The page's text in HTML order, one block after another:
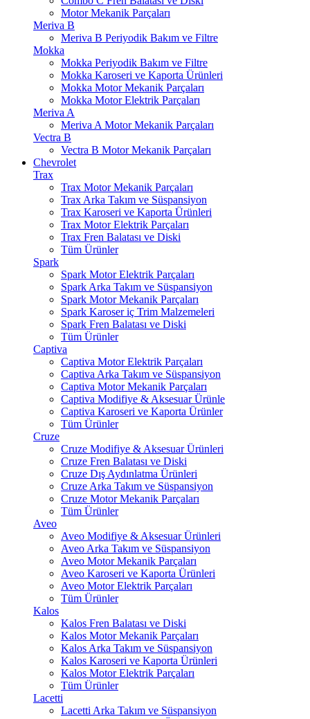
Motor Mekanik Parçaları
Meriva B
Meriva B Periyodik Bakım ve Filtre
Mokka
Mokka Periyodik Bakım ve Filtre
Mokka Karoseri ve Kaporta Ürünleri
Mokka Motor Mekanik Parçaları
Mokka Motor Elektrik Parçaları
Meriva A
Meriva A Motor Mekanik Parçaları
Vectra B
Vectra B Motor Mekanik Parçaları
Chevrolet
Trax
Trax Motor Mekanik Parçaları
Trax Arka Takım ve Süspansiyon
Trax Karoseri ve Kaporta Ürünleri
Trax Motor Elektrik Parçaları
Trax Fren Balatası ve Diski
Tüm Ürünler
Spark
Spark Motor Elektrik Parçaları
Spark Arka Takım ve Süspansiyon
Spark Motor Mekanik Parçaları
Spark Karoser iç Trim Malzemeleri
Spark Fren Balatası ve Diski
Tüm Ürünler
Captiva
Captiva Motor Elektrik Parçaları
Captiva Arka Takım ve Süspansiyon
Captiva Motor Mekanik Parçaları
Captiva Modifiye & Aksesuar Ürünle
Captiva Karoseri ve Kaporta Ürünler
Tüm Ürünler
Cruze
Cruze Modifiye & Aksesuar Ürünleri
Cruze Fren Balatası ve Diski
Cruze Dış Aydınlatma Ürünleri
Cruze Arka Takım ve Süspansiyon
Cruze Motor Mekanik Parçaları
Tüm Ürünler
Aveo
Aveo Modifiye & Aksesuar Ürünleri
Aveo Arka Takım ve Süspansiyon
Aveo Motor Mekanik Parçaları
Aveo Karoseri ve Kaporta Ürünleri
Aveo Motor Elektrik Parçaları
Tüm Ürünler
Kalos
Kalos Fren Balatası ve Diski
Kalos Motor Mekanik Parçaları
Kalos Arka Takım ve Süspansiyon
Kalos Karoseri ve Kaporta Ürünleri
Kalos Motor Elektrik Parçaları
Tüm Ürünler
Lacetti
Lacetti Arka Takım ve Süspansiyon